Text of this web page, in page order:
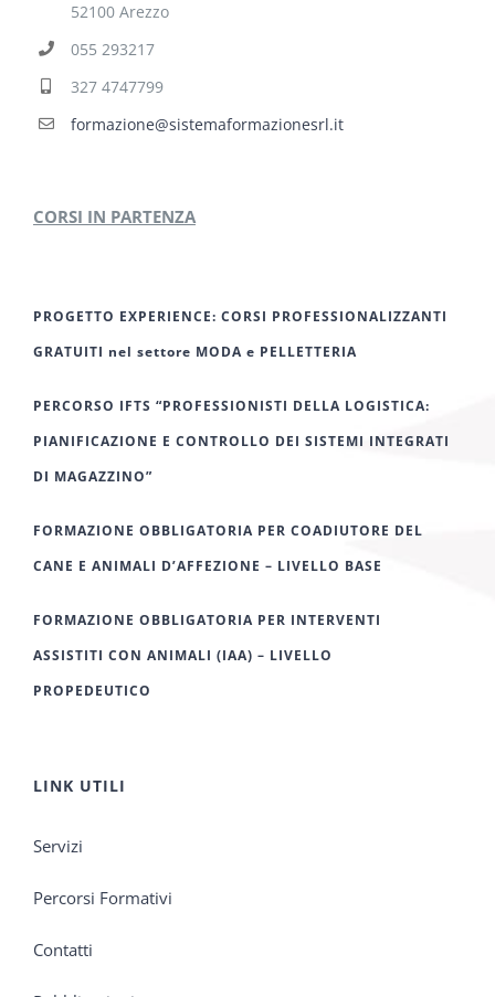
52100 Arezzo
055 293217
327 4747799
formazione@sistemaformazionesrl.it
CORSI IN PARTENZA
PROGETTO EXPERIENCE: CORSI PROFESSIONALIZZANTI
GRATUITI nel settore MODA e PELLETTERIA
PERCORSO IFTS “PROFESSIONISTI DELLA LOGISTICA:
PIANIFICAZIONE E CONTROLLO DEI SISTEMI INTEGRATI
DI MAGAZZINO”
FORMAZIONE OBBLIGATORIA PER COADIUTORE DEL
CANE E ANIMALI D’AFFEZIONE – LIVELLO BASE
FORMAZIONE OBBLIGATORIA PER INTERVENTI
ASSISTITI CON ANIMALI (IAA) – LIVELLO
PROPEDEUTICO
LINK UTILI
Servizi
Percorsi Formativi
Contatti